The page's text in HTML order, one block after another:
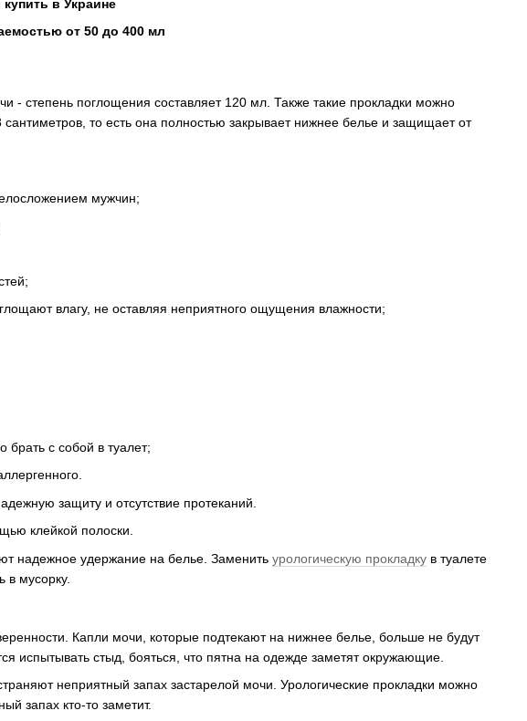
в Украине
- степень поглощения составляет 120 мл. Также такие прокладки можно
то есть она полностью закрывает нижнее белье и защищает от
мужчин;
влагу, не оставляя неприятного ощущения влажности;
брать с собой в туалет;
защиту и отсутствие протеканий.
клейкой полоски.
надежное удержание на белье. Заменить урологическую прокладку в туалете
в мусорку.
Капли мочи, которые подтекают на нижнее белье, больше не будут
испытывать стыд, бояться, что пятна на одежде заметят окружающие.
неприятный запах застарелой мочи. Урологические прокладки можно
запах кто-то заметит.